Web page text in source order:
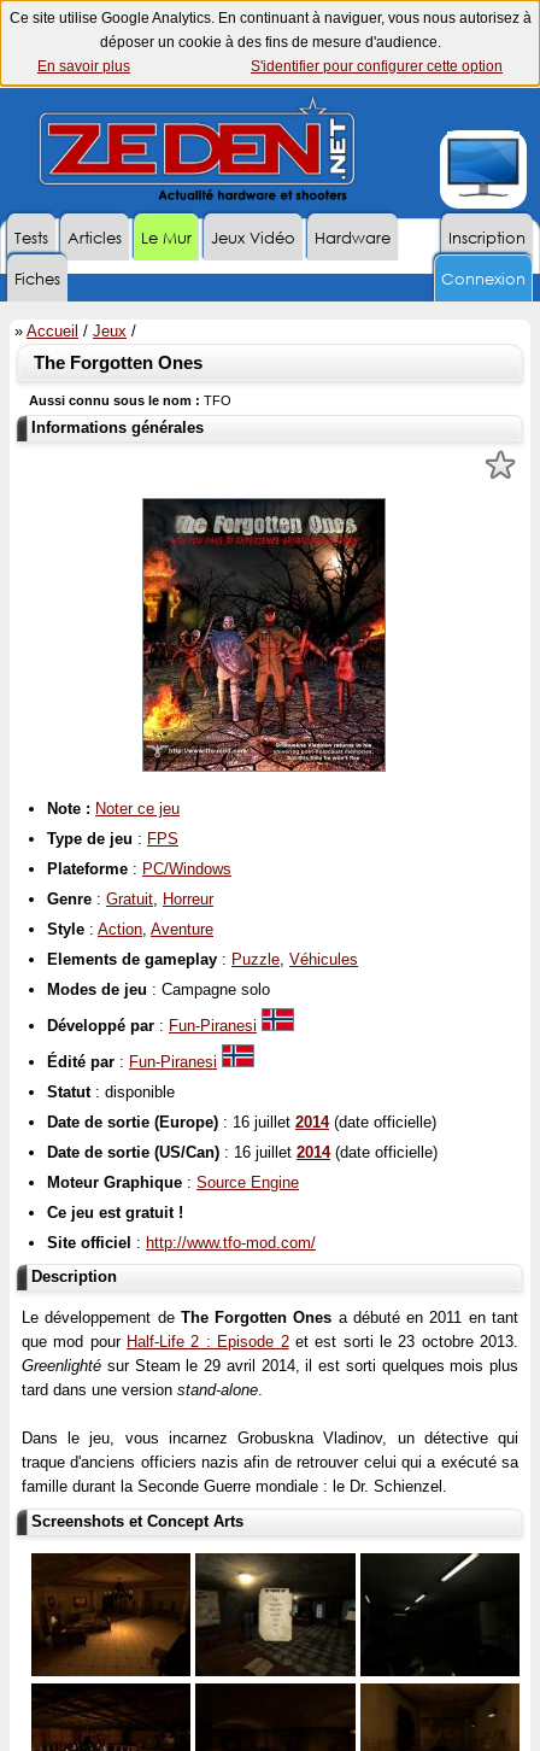
Ce site utilise Google Analytics. En continuant à naviguer, vous nous autorisez à
déposer un cookie à des fins de mesure d'audience.
En savoir plus
S'identifier pour configurer cette option
Inscription
Tests Articles Le Mur Jeux Vidéo
Hardware
Fiches
Connexion
» Accueil / Jeux /
The Forgotten Ones
Aussi connu sous le nom : TFO
Informations générales
Note : Noter ce jeu
Type de jeu : FPS
Plateforme : PC/Windows
Genre : Gratuit, Horreur
Style : Action, Aventure
Elements de gameplay : Puzzle, Véhicules
Modes de jeu : Campagne solo
Développé par : Fun-Piranesi
Édité par : Fun-Piranesi
Statut: disponible
Date de sortie (Europe) : 16 juillet 2014(date officielle)
Date de sortie (US/Can) : 16 juillet 2014(date officielle)
Moteur Graphique : Source Engine
Ce jeu est gratuit !
Site officiel : http://www.tfo-mod.com/
Description
Le développement de The Forgotten Ones a débuté en 2011 en tant
que mod pour Half-Life 2 : Episode 2et est sorti le 23 octobre 2013.
Greenlighté sur Steam le 29 avril 2014, il est sorti quelques mois plus
tard dans une version stand-alone.
Dans le jeu, vous incarnez Grobuskna Vladinov, un détective qui
traque d'anciens officiers nazis afin de retrouver celui qui a exécuté sa
famille durant la Seconde Guerre mondiale : le Dr. Schienzel.
Screenshots et Concept Arts